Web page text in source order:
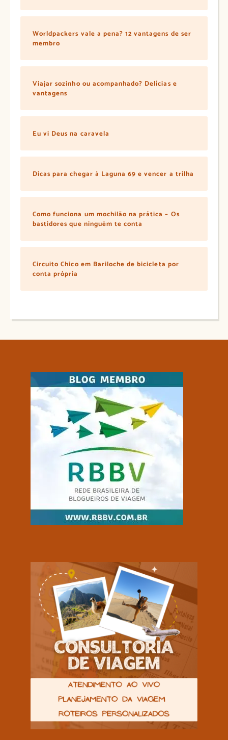
Worldpackers vale a pena? 12 vantagens de ser
membro
Viajar sozinho ou acompanhado? Delícias e
vantagens
Eu vi Deus na caravela
Dicas para chegar à Laguna 69 e vencer a trilha
Como funciona um mochilão na prática – Os
bastidores que ninguém te conta
Circuito Chico em Bariloche de bicicleta por
conta própria